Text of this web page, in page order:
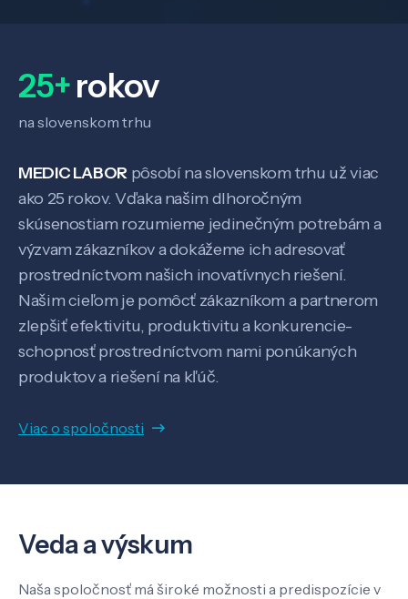
Know-how
O nás
Kontakt
SK
25+rokov
na slovenskom trhu
MEDIC LABOR pôsobí na slovenskom trhu už viac
ako 25 rokov. Vďaka našim dlhoročným
skúsenostiam rozumieme jedinečným potrebám a
výzvam zákazníkov a dokážeme ich adresovať
prostredníctvom našich inovatívnych riešení.
Našim cieľom je pomôcť zákazníkom a partnerom
zlepšiť efektivitu, produktivitu a konkurencie-
schopnosť prostredníctvom nami ponúkaných
produktov a riešení na kľúč.
Viac o spoločnosti
Veda a výskum
Naša spoločnosť má široké možnosti a predispozície v